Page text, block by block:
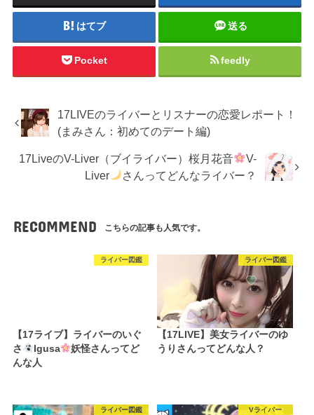
はてブ 送る
Pocket feedly
17LIVEのライバーとリスナーの恋愛レポート！
(まみさん：初めてのデート編)
17LiveのV-Liver（ブイライバー）桜月花音
V-
Liver
さんってどんなライバー？
RECOMMEND こちらの記事も人気です。
ライバー図鑑
【17ライブ】ライバーのいぐ
さ
Igusa
妖怪さんってど
んな人
ライバー図鑑
【17LIVE】美女ライバーのゆ
うりさんってどんな人？
ライバー図鑑 Vライバー